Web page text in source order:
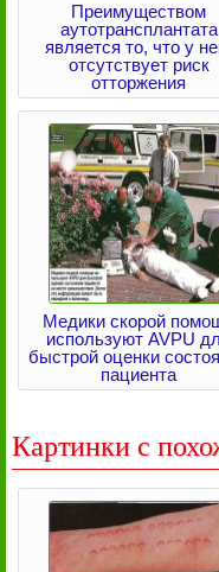
Преимуществом
аутотрансплантата
является то, что у
отсутствует риск
отторжения
Медики скорой
используют AVPU
быстрой оценки
пациента
Картинки с